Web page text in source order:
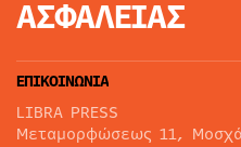
ΑΣΦΑΛΕΙΑΣ
ΕΠΙΚΟΙΝΩΝΙΑ
LIBRA PRESS
Μεταμορφώσεως 11,